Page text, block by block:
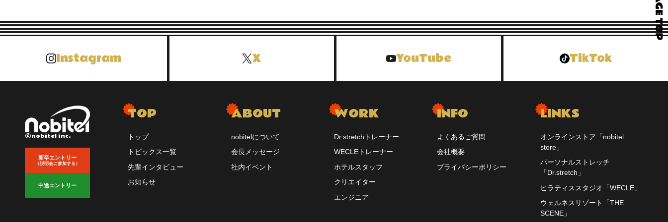
Instagram X YouTube TikTok
©nobitel inc.
新卒エントリー
（説明会に参加する）
中途エントリー
TOP
トップ
トピックス一覧
先輩インタビュー
お知らせ
ABOUT
nobitelについて
会長メッセージ
社内イベント
WORK
Dr.stretchトレーナー
WECLEトレーナー
ホテルスタッフ
クリエイター
エンジニア
INFO
よくあるご質問
会社概要
プライバシーポリシー
LINKS
オンラインストア「nobitel
store」
パーソナルストレッチ
「Dr.stretch」
ピラティススタジオ「WECLE」
ウェルネスリゾート「THE
SCENE」